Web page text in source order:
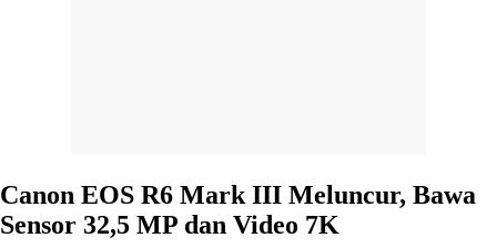
Canon EOS R6 Mark III Meluncur, Bawa
Sensor 32,5 MP dan Video 7K